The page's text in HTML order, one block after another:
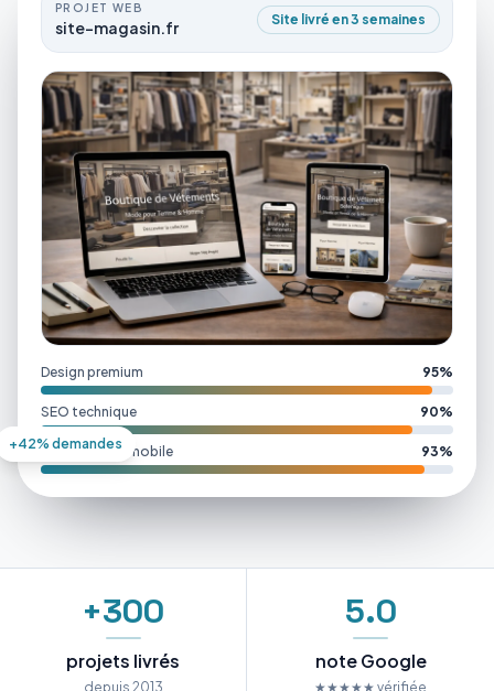
PROJET WEB
site-magasin.fr Site livré en 3 semaines
Design premium 95%
SEO technique 90%
Performance mobile 93%
+42% demandes
+300
projets livrés
depuis 2013
5.0
note Google
★★★★★ vérifiée